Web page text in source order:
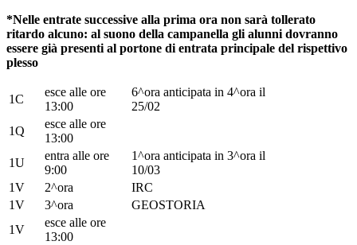
*Nelle entrate successive alla prima ora non sarà tollerato
ritardo alcuno: al suono della campanella gli alunni dovranno
essere già presenti al portone di entrata principale del rispettivo
plesso
1C
esce alle ore
13:00
6^ora anticipata in 4^ora il
25/02
1Q
esce alle ore
13:00
1U
entra alle ore
9:00
1^ora anticipata in 3^ora il
10/03
1V
2^ora
IRC
1V
3^ora
GEOSTORIA
1V
esce alle ore
13:00